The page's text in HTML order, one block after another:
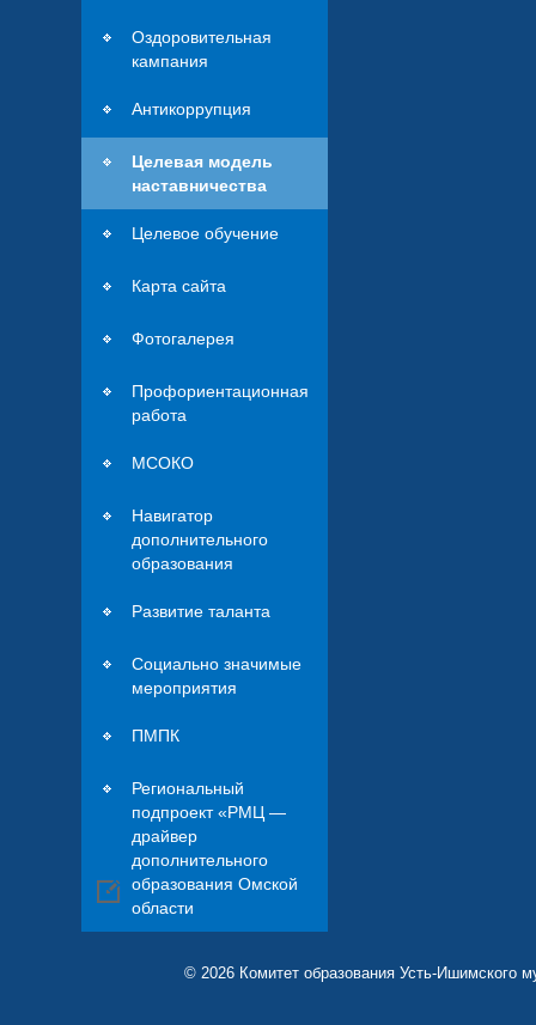
Оздоровительная
кампания
Антикоррупция
Целевая модель
наставничества
Целевое обучение
Карта сайта
Фотогалерея
Профориентационная
работа
МСОКО
Навигатор
дополнительного
образования
Развитие таланта
Социально значимые
мероприятия
ПМПК
Региональный
подпроект «РМЦ —
драйвер
дополнительного
образования Омской
области
© 2026 Комитет образования Усть-Ишимского